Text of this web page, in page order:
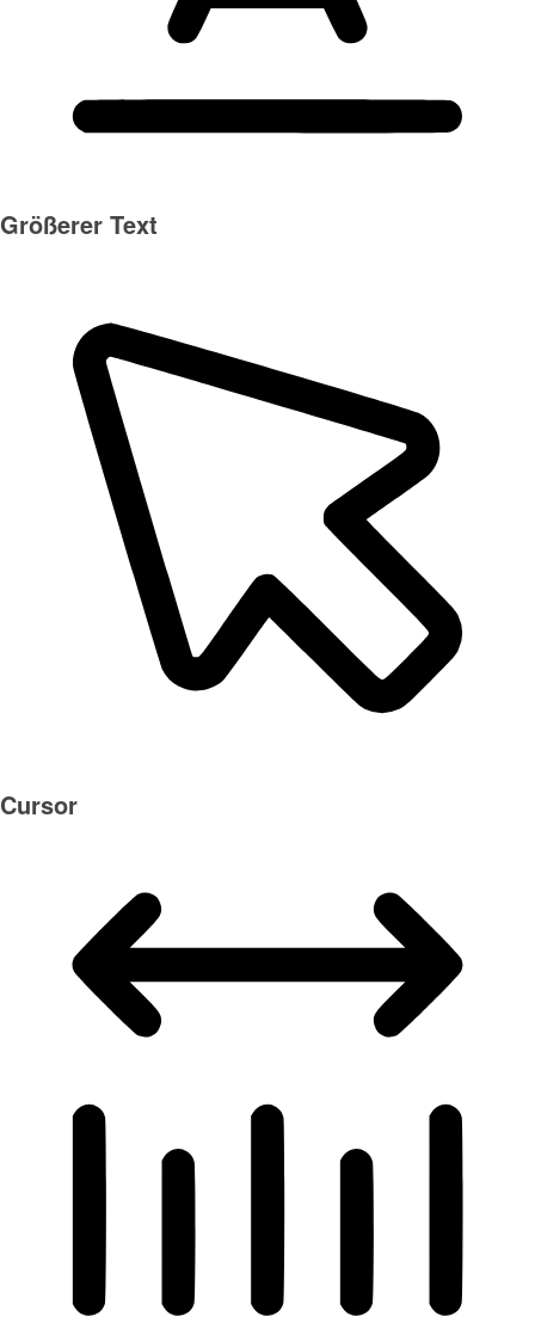
Größerer Text
Cursor